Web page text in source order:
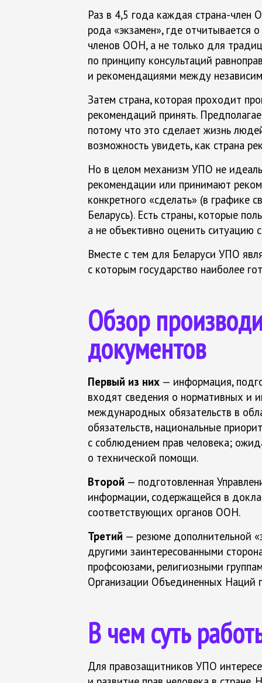
Раз в 4,5 года каждая страна-член
рода «экзамен», где отчитывается
членов ООН, а не только для
по принципу консультаций
и рекомендациями между
Затем страна, которая проходит
рекомендаций принять.
потому что это сделает жизнь
возможность увидеть, как страна
Но в целом механизм УПО не
рекомендации или принимают
конкретного «сделать» (в графике
Беларусь). Есть страны, которые
а не объективно оценить ситуацию
Вместе с тем для Беларуси УПО
с которым государство наиболее
Обзор
документов
Первый из них — информация,
входят све­де­ния о нормативных и
международных обязательств в
обязательств, национальные
с соблюдением прав человека;
о технической помощи.
Второй — подготовленная
информации, содержащейся в
соответствующих органов ООН.
Третий — резюме дополнительной
другими заинтересованными
профсоюзами, религиозными
Организации Объединенных Наций
В чем суть
Для правозащитников УПО